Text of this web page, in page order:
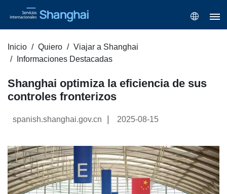
Inicio Quiero
Viajar a Shanghai
Informaciones Destacadas
Shanghai optimiza la eficiencia de sus
controles fronterizos
spanish.shanghai.gov.cn 2025-08-15